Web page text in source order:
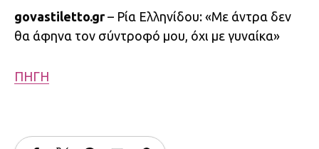
govastiletto.gr– Ρία Ελληνίδου: «Με άντρα δεν
θα άφηνα τον σύντροφό μου, όχι με γυναίκα»
ΠΗΓΗ